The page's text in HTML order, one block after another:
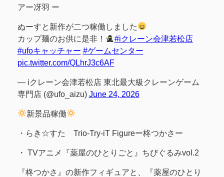
アー冴羽 ー
ぬーすと新作が二つ稼働しました
カップ麺のお供に是非！
#iクレーン会津若松店
#ufoキャッチャー #ゲームセンター
pic.twitter.com/QLhrJ3c6AF
— iクレーン会津若松店 東北最大級クレーンゲーム
専門店 (@ufo_aizu) June 24, 2026
新景品稼働
・らき☆すた Trio-Try-iT Figureー柊つかさー
・ TVアニメ『薬屋のひとりごと』ちびぐるみvol.2
『柊つかさ』の新作フィギュアと、『薬屋のひとり